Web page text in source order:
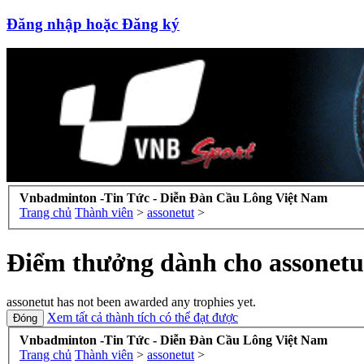
Đăng nhập hoặc Đăng ký
Vnbadminton -Tin Tức - Diễn Đàn Cầu Lông Việt Nam
Trang chủ Thành viên > assonetut >
Điểm thưởng dành cho
assonetut has not been awarded any trophies yet.
Xem tất cả thành tích có thể đạt được
Vnbadminton -Tin Tức - Diễn Đàn Cầu Lông Việt Nam
Trang chủ Thành viên > assonetut >